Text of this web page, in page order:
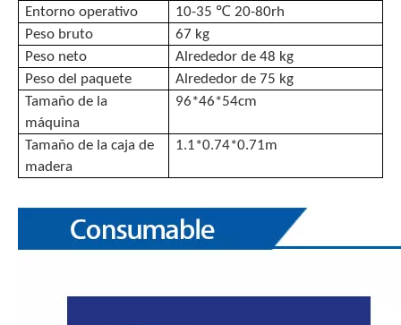
Entorno operativo
10-35 ℃20-80rh
Peso bruto
67 kg
Peso neto
Alrededor de 48 kg
Peso del paquete
Alrededor de 75 kg
Tamaño de la
máquina
96*46*54cm
Tamaño de la caja de
madera
1.1*0.74*0.71m